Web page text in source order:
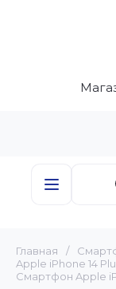
Главная /
Apple iPhone 14
Смартфон Apple